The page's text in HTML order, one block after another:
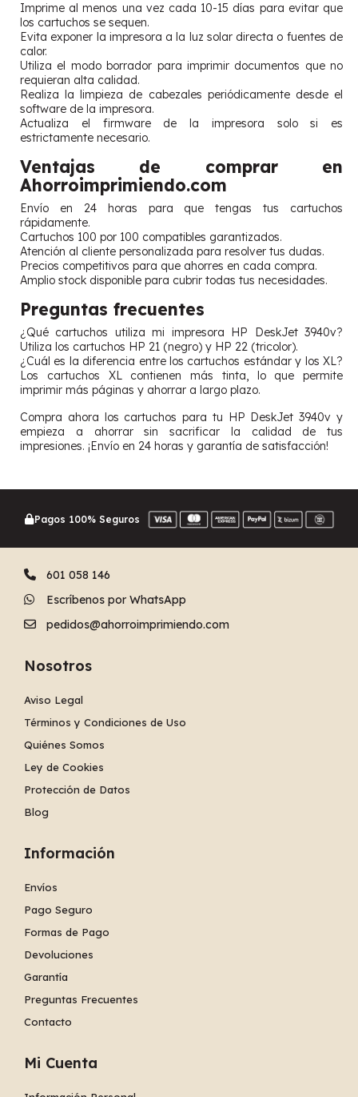
Imprime al menos una vez cada 10-15 días para evitar que
los cartuchos se sequen.
Evita exponer la impresora a la luz solar directa o fuentes de
calor.
Utiliza el modo borrador para imprimir documentos que no
requieran alta calidad.
Realiza la limpieza de cabezales periódicamente desde el
software de la impresora.
Actualiza el firmware de la impresora solo si es
estrictamente necesario.
Ventajas de comprar en
Ahorroimprimiendo.com
Envío en 24 horas para que tengas tus cartuchos
rápidamente.
Cartuchos 100 por 100 compatibles garantizados.
Atención al cliente personalizada para resolver tus dudas.
Precios competitivos para que ahorres en cada compra.
Amplio stock disponible para cubrir todas tus necesidades.
Preguntas frecuentes
¿Qué cartuchos utiliza mi impresora HP DeskJet 3940v?
Utiliza los cartuchos HP 21 (negro) y HP 22 (tricolor).
¿Cuál es la diferencia entre los cartuchos estándar y los XL?
Los cartuchos XL contienen más tinta, lo que permite
imprimir más páginas y ahorrar a largo plazo.
Compra ahora los cartuchos para tu HP DeskJet 3940v y
empieza a ahorrar sin sacrificar la calidad de tus
impresiones. ¡Envío en 24 horas y garantía de satisfacción!
Pagos 100% Seguros
601 058 146
Escríbenos por WhatsApp
pedidos@ahorroimprimiendo.com
Nosotros
Aviso Legal
Términos y Condiciones de Uso
Quiénes Somos
Ley de Cookies
Protección de Datos
Blog
Información
Envíos
Pago Seguro
Formas de Pago
Devoluciones
Garantía
Preguntas Frecuentes
Contacto
Mi Cuenta